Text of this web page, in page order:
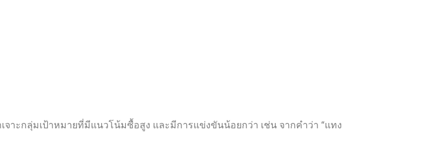
จาะกลุ่มเป้าหมายที่มีแนวโน้มซื้อสูง และมีการแข่งขันน้อยกว่า เช่น จากคำว่า “แทง